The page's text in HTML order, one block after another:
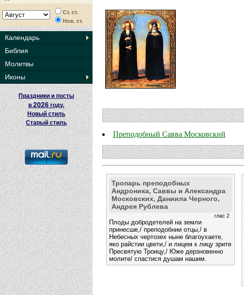
Ст. ст.
Нов. ст.
Календарь
Библия
Молитвы
Иконы
Праздники и посты
в2026 году.
Новый стиль
Старый стиль
Преподобный Савва Московский
Тропарь преподобных
Андроника, Саввы и Александра
Московских, Даниила Черного,
Андрея Рублева
глас 2
Плоды добродетелей на земли
принесше,/ преподобнии отцы,/ в
Небесных чертозех ныне благоухаете,
яко райстии цвети,/ и лицем к лицу зрите
Пресвятую Троицу,/ Юже дерзновенно
молите/ спастися душам нашим.